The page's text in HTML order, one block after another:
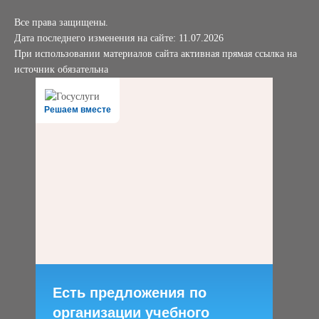
Все права защищены.
Дата последнего изменения на сайте: 11.07.2026
При использовании материалов сайта активная прямая ссылка на
источник обязательна
Решаем вместе
Есть предложения по
организации учебного